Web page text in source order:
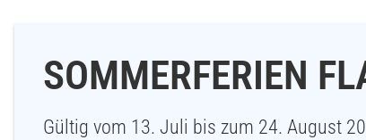
SOMMERFERIEN
Gültig vom 13. Juli bis zum 24. August